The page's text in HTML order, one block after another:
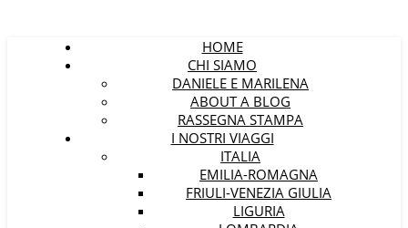
HOME
CHI SIAMO
DANIELE E MARILENA
ABOUT A BLOG
RASSEGNA STAMPA
I NOSTRI VIAGGI
ITALIA
EMILIA-ROMAGNA
FRIULI-VENEZIA GIULIA
LIGURIA